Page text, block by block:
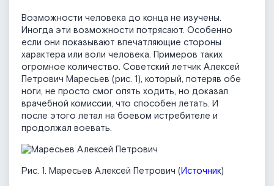
Возможности человека до конца не изучены.
Иногда эти возможности потрясают. Особенно
если они показывают впечатляющие стороны
характера или воли человека. Примеров таких
огромное количество. Советский летчик Алексей
Петрович Маресьев (рис. 1), который, потеряв обе
ноги, не просто смог опять ходить, но доказал
врачебной комиссии, что способен летать. И
после этого летал на боевом истребителе и
продолжал воевать.
Рис. 1. Маресьев Алексей Петрович (Источник)